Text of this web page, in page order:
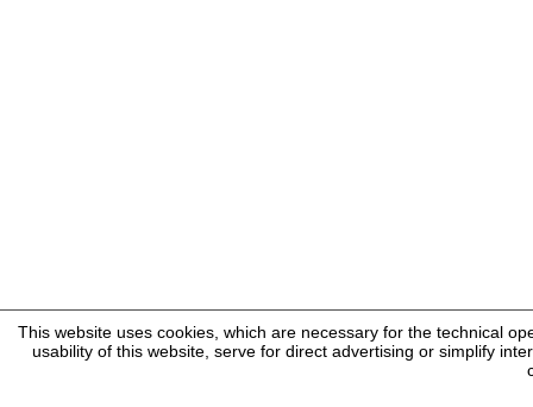
This website uses cookies, which are necessary for the technical
usability of this website, serve for direct advertising or simplify